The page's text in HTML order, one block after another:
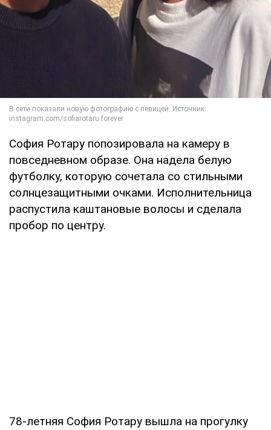
София Ротару попозировала на камеру в
повседневном образе. Она надела белую
футболку, которую сочетала со стильными
солнцезащитными очками. Исполнительница
распустила каштановые волосы и сделала
пробор по центру.
78-летняя София Ротару вышла на прогулку